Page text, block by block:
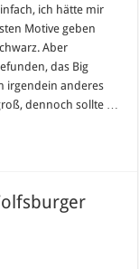
ich hätte mir
Motive geben
Aber
das Big
irgendein anderes
dennoch sollte …